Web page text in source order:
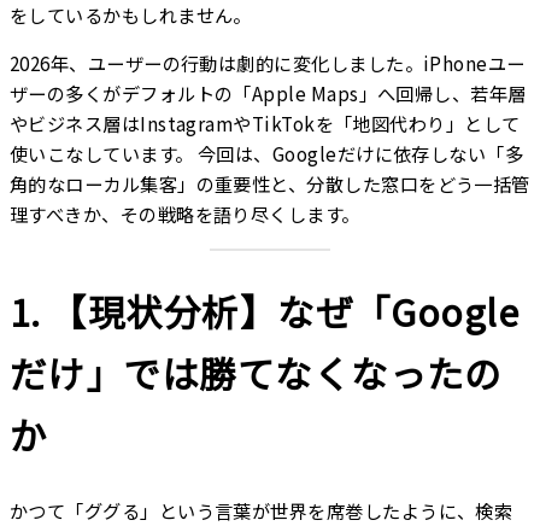
をしているかもしれません。
2026年、ユーザーの行動は劇的に変化しました。iPhoneユー
ザーの多くがデフォルトの「Apple Maps」へ回帰し、若年層
やビジネス層はInstagramやTikTokを「地図代わり」として
使いこなしています。 今回は、Googleだけに依存しない「多
角的なローカル集客」の重要性と、分散した窓口をどう一括管
理すべきか、その戦略を語り尽くします。
1. 【現状分析】なぜ「Google
だけ」では勝てなくなったの
か
かつて「ググる」という言葉が世界を席巻したように、検索